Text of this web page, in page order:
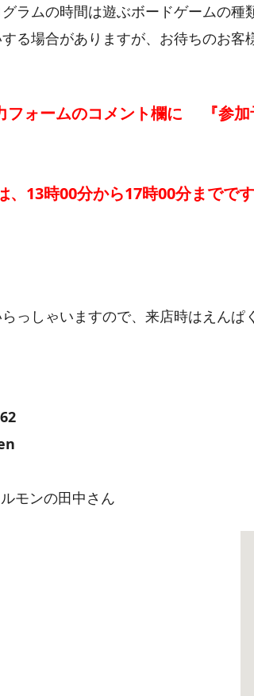
ラムの時間は遊ぶボードゲームの
る場合がありますが、お待ちのお客
フォームのコメント欄に 『参加
13時00分から17時00分までです
っしゃいますので、来店時はえん
モンの田中さん